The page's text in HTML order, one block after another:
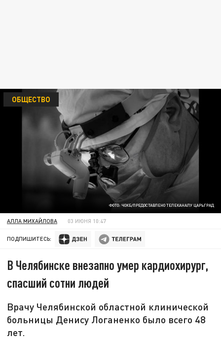
ФОТО: ЧОКБ/ПРЕДОСТАВЛЕНО ТЕЛЕКАНАЛУ ЦАРЬГРАД
ОБЩЕСТВО
АЛЛА МИХАЙЛОВА 03 ИЮНЯ 10:47
ПОДПИШИТЕСЬ:
В Челябинске внезапно умер кардиохирург,
спасший сотни людей
Врачу Челябинской областной клинической
больницы Денису Логаненко было всего 48
лет.